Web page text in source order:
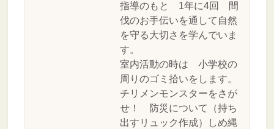
指導のもと 1年に4回 間
伐のお手伝いを通して自然
を守る大切さを学んでいま
す。
室内活動の時は 小学校の
周りのゴミ拾いをします。
チリメンモンスターをさが
せ！ 防災について（持ち
出すリュック作成）しめ縄